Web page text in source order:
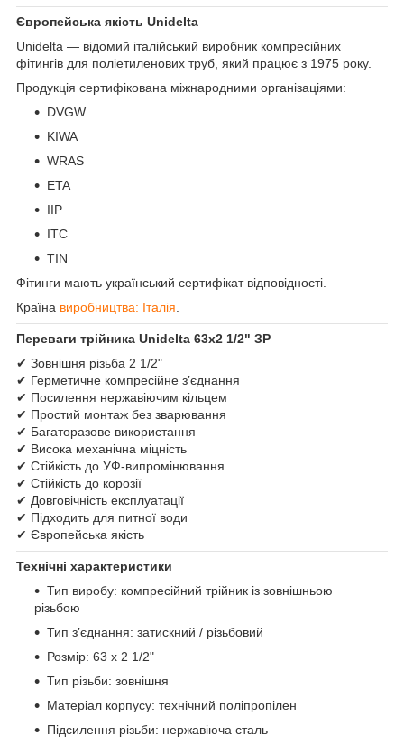
Європейська якість Unidelta
Unidelta — відомий італійський виробник компресійних
фітингів для поліетиленових труб, який працює з 1975 року.
Продукція сертифікована міжнародними організаціями:
DVGW
KIWA
WRAS
ETA
IIP
ITC
TIN
Фітинги мають український сертифікат відповідності.
Країна виробництва: Італія
Переваги трійника Unidelta 63х2 1/2" ЗР
✔ Зовнішня різьба 2 1/2"
✔ Герметичне компресійне з’єднання
✔ Посилення нержавіючим кільцем
✔ Простий монтаж без зварювання
✔ Багаторазове використання
✔ Висока механічна міцність
✔ Стійкість до УФ-випромінювання
✔ Стійкість до корозії
✔ Довговічність експлуатації
✔ Підходить для питної води
✔ Європейська якість
Технічні характеристики
Тип виробу: компресійний трійник із зовнішньою
різьбою
Тип з’єднання: затискний / різьбовий
Розмір: 63 х 2 1/2"
Тип різьби: зовнішня
Матеріал корпусу: технічний поліпропілен
Підсилення різьби: нержавіюча сталь